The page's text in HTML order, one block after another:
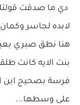
دي ما صدقت
لابده لجاسر
هنا نطق صبري
بنت الايه كانت
فرسة بصحيح ابن
على وسطها...